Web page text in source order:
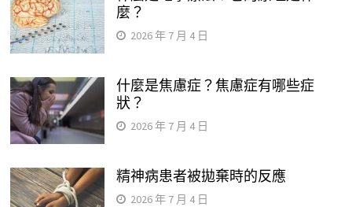
麼？
2026 年 7 月 4 日
什麼是焦慮症？焦慮症有哪些症
狀？
2026 年 7 月 4 日
精神病患者被拋棄時的反應
2026 年 7 月 4 日